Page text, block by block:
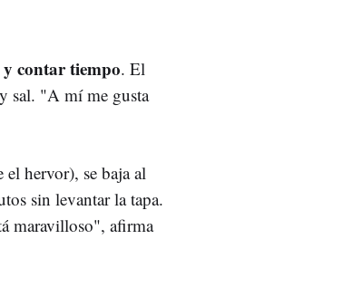
y contar tiempo. El
sal. "A mí me gusta
el hervor), se baja al
sin levantar la tapa.
maravilloso", afirma